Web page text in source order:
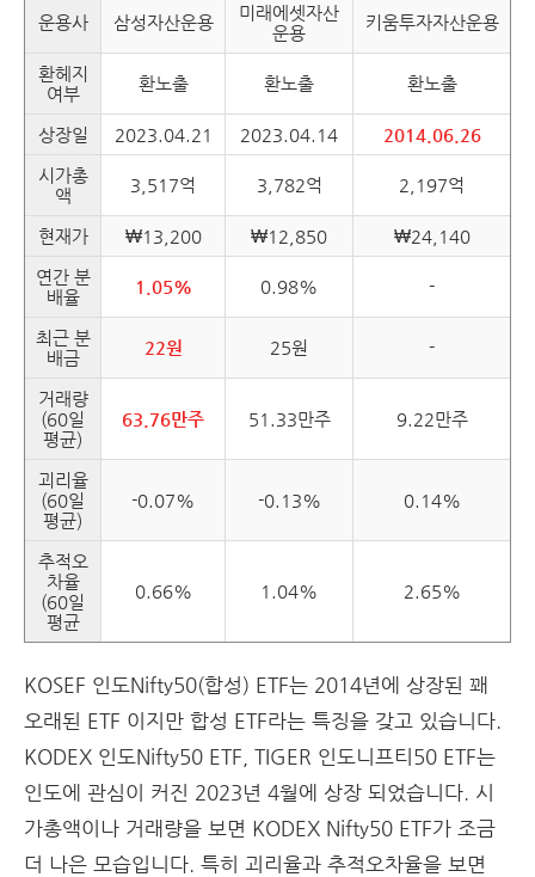
운용사 삼성자산운용
미래에셋자산
운용
키움투자자산운용
환헤지
여부
환노출 환노출 환노출
상장일 2023.04.21 2023.04.14
2014.06.26
시가총
액
3,517억 3,782억 2,197억
현재가 ₩13,200 ₩12,850
₩24,140
연간 분
배율
1.05% 0.98% -
최근 분
배금
22원 25원 -
거래량
(60일
평균)
63.76만주 51.33만주 9.22만주
괴리율
(60일
평균)
-0.07% -0.13% 0.14%
추적오
차율
(60일
평균
0.66% 1.04% 2.65%
KOSEF 인도Nifty50(합성) ETF는 2014년에 상장된 꽤
오래된 ETF 이지만 합성 ETF라는 특징을 갖고 있습니다.
KODEX 인도Nifty50 ETF, TIGER 인도니프티50 ETF는
인도에 관심이 커진 2023년 4월에 상장 되었습니다. 시
가총액이나 거래량을 보면 KODEX Nifty50 ETF가 조금
더 나은 모습입니다. 특히 괴리율과 추적오차율을 보면